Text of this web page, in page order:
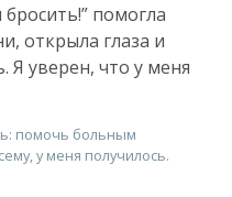
помогла
открыла глаза и
Я уверен, что у меня
помочь больным
у меня получилось.